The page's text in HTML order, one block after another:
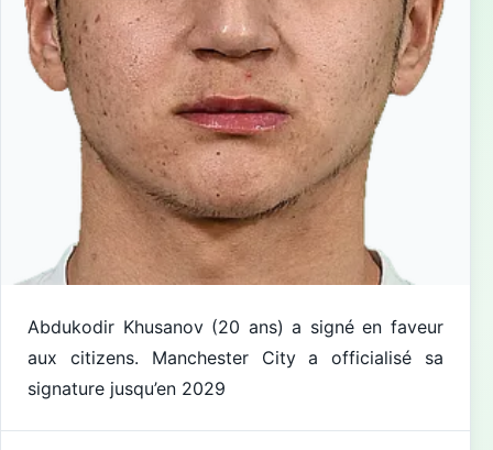
Abdukodir Khusanov (20 ans) a signé en faveur
aux citizens. Manchester City a officialisé sa
signature jusqu’en 2029